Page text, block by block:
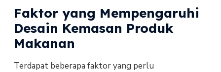
Faktor yang Mempengaruhi
Desain Kemasan Produk
Makanan
Terdapat beberapa faktor yang perlu